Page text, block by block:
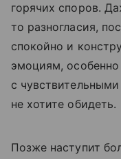
горячих споров.
то разногласия,
спокойно и
эмоциям,
с
не хотите обидеть.
Позже наступит